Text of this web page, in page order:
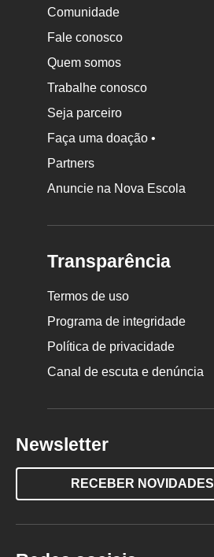
Comunidade
Fale conosco
Quem somos
Trabalhe conosco
Seja parceiro
Faça uma doação •
Partners
Anuncie na Nova Escola
Transparência
Termos de uso
Programa de integridade
Política de privacidade
Canal de escuta e denúncia
Newsletter
RECEBER NOVIDADES